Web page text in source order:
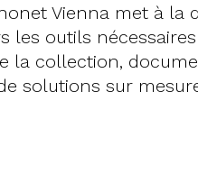
Vienna met à la
les outils
la collection,
solutions sur